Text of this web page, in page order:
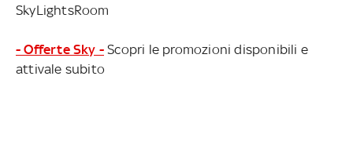
SkyLightsRoom
- Offerte Sky - Scopri le promozioni disponibili e
attivale subito